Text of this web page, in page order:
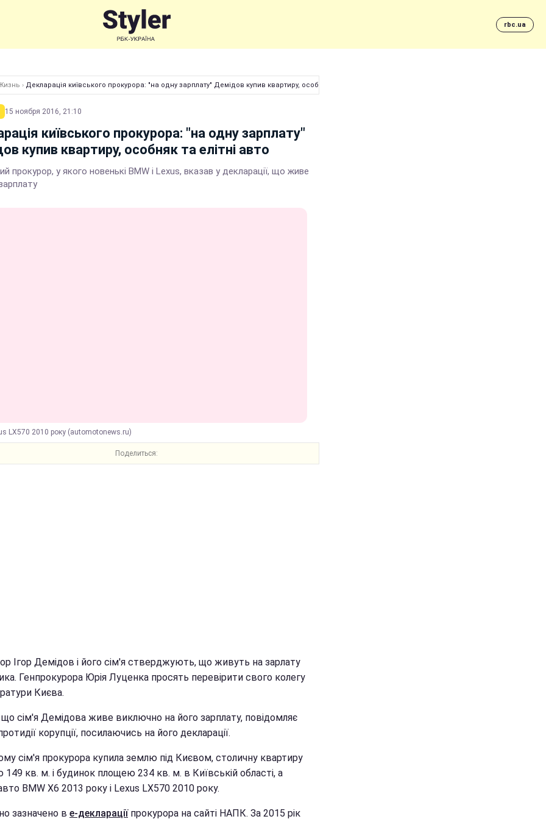
rbc.ua
› Декларація київського прокурора: "на одну зарплату" Демідов купив квартиру, особняк та елітні авто
15 ноября 2016, 21:10
київського прокурора: "на одну зарплату"
купив квартиру, особняк та елітні авто
прокурор, у якого новенькі BMW і Lexus, вказав у декларації, що живе
LX570 2010 року (automotonews.ru)
Поделиться:
Ігор Демідов і його сім'я стверджують, що живуть на зарлату
Генпрокурора Юрія Луценка просять перевірити свого колегу
Києва.
сім'я Демідова живе виключно на його зарплату, повідомляє
корупції, посилаючись на його декларації.
сім'я прокурора купила землю під Києвом, столичну квартиру
кв. м. і будинок площею 234 кв. м. в Київській області, а
BMW X6 2013 року і Lexus LX570 2010 року.
зазначено в е-деклараціїпрокурора на сайті НАПК. За 2015 рік